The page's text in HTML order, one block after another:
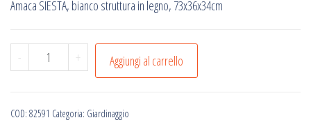
Amaca SIESTA, bianco struttura in legno, 73x36x34cm
-
Amaca
SIESTA,
struttura
+ Aggiungi al carrello
COD: 82591 Categoria: Giardinaggio